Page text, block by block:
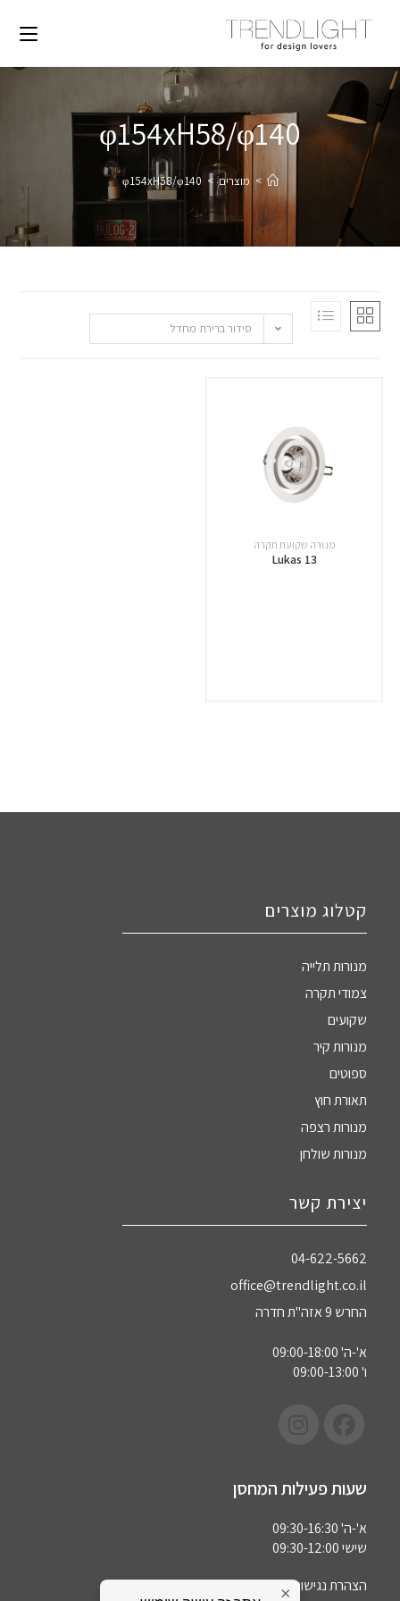
φ154xH58/φ140
> מוצרים >
φ154xH58/φ140
סידור ברירת מחדל
מנורה שקועת תקרה
Lukas 13
קטלוג מוצרים
מנורות תלייה
צמודי תקרה
שקועים
מנורות קיר
ספוטים
תאורת חוץ
מנורות רצפה
מנורות שולחן
יצירת קשר
04-622-5662‏
office@trendlight.co.il
החרש 9 אזה"ת חדרה
א'-ה' 09:00-18:00
ו' 09:00-13:00
שעות פעילות המחסן
א'-ה' 09:30-16:30
שישי 09:30-12:00
הצהרת נגישות×